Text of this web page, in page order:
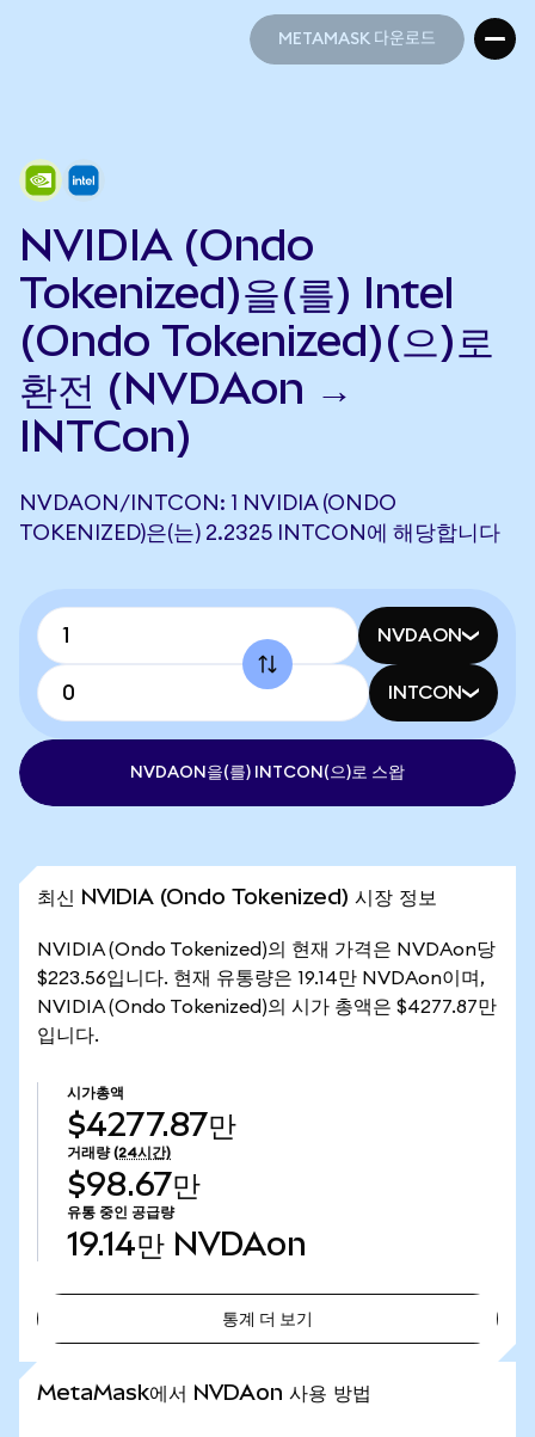
METAMASK 다운로드
NVIDIA (Ondo
Tokenized)을(를) Intel
(Ondo Tokenized)(으)로
환전 (NVDAon →
INTCon)
NVDAON/INTCON: 1 NVIDIA (ONDO
TOKENIZED)은(는) 2.2325 INTCON에 해당합니다
NVDAON
INTCON
NVDAON을(를) INTCON(으)로 스왑
최신 NVIDIA (Ondo Tokenized) 시장 정보
NVIDIA (Ondo Tokenized)의 현재 가격은 NVDAon당
$223.56입니다. 현재 유통량은 19.14만 NVDAon이며,
NVIDIA (Ondo Tokenized)의 시가 총액은 $4277.87만
입니다.
시가총액
$4277.87만
거래량 (24시간)
$98.67만
유통 중인 공급량
19.14만 NVDAon
통계 더 보기
MetaMask에서 NVDAon 사용 방법